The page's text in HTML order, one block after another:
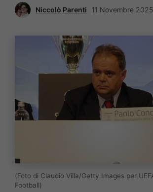
Niccolò Parenti 11 Novembre
(Foto di Claudio Villa/Getty Images per
Football)